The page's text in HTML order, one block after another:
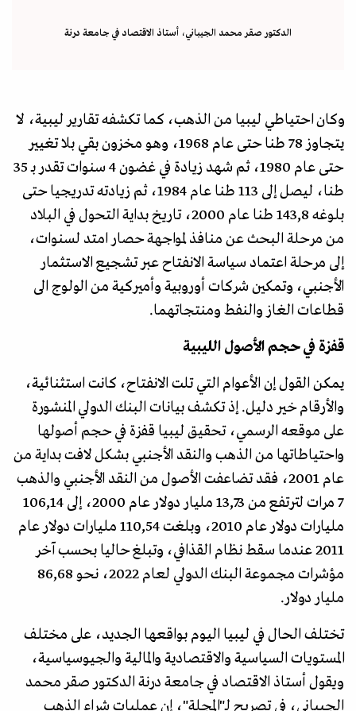
الدكتور صقر محمد الجيباني، أستاذ الاقتصاد في جامعة درنة
وكان احتياطي ليبيا من الذهب، كما تكشفه تقارير ليبية، لا
يتجاوز 78 طنا حتى عام 1968، وهو مخزون بقي بلا تغيير
حتى عام 1980، ثم شهد زيادة في غضون 4 سنوات تقدر بـ 35
طنا، ليصل إلى 113 طنا عام 1984، ثم زيادته تدريجيا حتى
بلوغه 143,8 طنا عام 2000، تاريخ بداية التحول في البلاد
من مرحلة البحث عن منافذ لمواجهة حصار امتد لسنوات،
إلى مرحلة اعتماد سياسة الانفتاح عبر تشجيع الاستثمار
الأجنبي، وتمكين شركات أوروبية وأميركية من الولوج الى
قطاعات الغاز والنفط ومنتجاتهما.
قفزة في حجم الأصول الليبية
يمكن القول إن الأعوام التي تلت الانفتاح، كانت استثنائية،
والأرقام خير دليل. إذ تكشف بيانات البنك الدولي المنشورة
على موقعه الرسمي، تحقيق ليبيا قفزة في حجم أصولها
واحتياطاتها من الذهب والنقد الأجنبي بشكل لافت بداية من
عام 2001، فقد تضاعفت الأصول من النقد الأجنبي والذهب
7 مرات لترتفع من 13,73 مليار دولار عام 2000، إلى 106,14
مليارات دولار عام 2010، وبلغت 110,54 مليارات دولار عام
2011 عندما سقط نظام القذافي، وتبلغ حاليا بحسب آخر
مؤشرات مجموعة البنك الدولي لعام 2022، نحو 86,68
مليار دولار.
تختلف الحال في ليبيا اليوم بواقعها الجديد، على مختلف
المستويات السياسية والاقتصادية والمالية والجيوسياسية،
ويقول أستاذ الاقتصاد في جامعة درنة الدكتور صقر محمد
الجيباني، في تصريح لـ"المجلة"، إن عمليات شراء الذهب